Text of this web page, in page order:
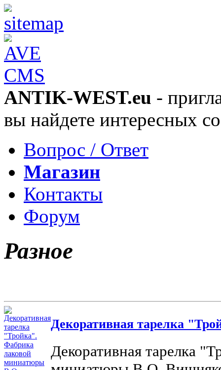
ANTIK-WEST.eu -
вы найдете интересных
Вопрос / Ответ
Магазин
Контакты
Форум
Разное
Декоративная тарелка
Декоративная тарелка